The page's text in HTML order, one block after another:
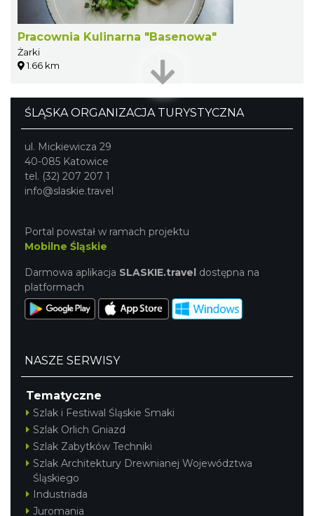
Pracownia Kulinarna "Basenowa"
Żarki
1.66 km
ŚLĄSKA ORGANIZACJA TURYSTYCZNA
ul. Mickiewicza 29
40-085 Katowice
tel. (32) 207 207 1
info@slaskie.travel
Portal powstał w ramach projektu
Mobilne Śląskie
Darmowa aplikacja SLASKIE.travel dostępna na
platformach
NASZE SERWISY
Tematyczne
Szlak i Festiwal Śląskie Smaki
Szlak Orlich Gniazd
Szlak Zabytków Techniki
Szlak Architektury Drewnianej Województwa
Śląskiego
Industriada
Juromania